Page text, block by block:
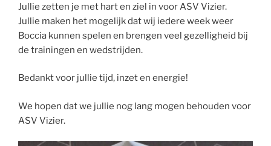
Jullie zetten je met hart en ziel in voor ASV Vizier.
Jullie maken het mogelijk dat wij iedere week weer
Boccia kunnen spelen en brengen veel gezelligheid bij
de trainingen en wedstrijden.
Bedankt voor jullie tijd, inzet en energie!
We hopen dat we jullie nog lang mogen behouden voor
ASV Vizier.